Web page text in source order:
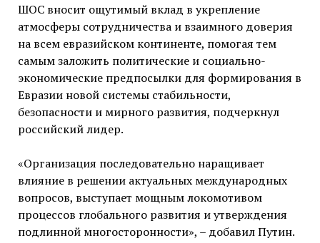
ШОС вносит ощутимый вклад в укрепление
атмосферы сотрудничества и взаимного доверия
на всем евразийском континенте, помогая тем
самым заложить политические и социально-
экономические предпосылки для формирования в
Евразии новой системы стабильности,
безопасности и мирного развития, подчеркнул
российский лидер.
«Организация последовательно наращивает
влияние в решении актуальных международных
вопросов, выступает мощным локомотивом
процессов глобального развития и утверждения
подлинной многосторонности», – добавил Путин.